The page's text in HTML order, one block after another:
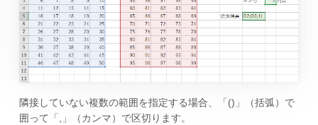
隣接していない複数の範囲を指定する場合、「()」（括弧）で
囲って「,」（カンマ）で区切ります。